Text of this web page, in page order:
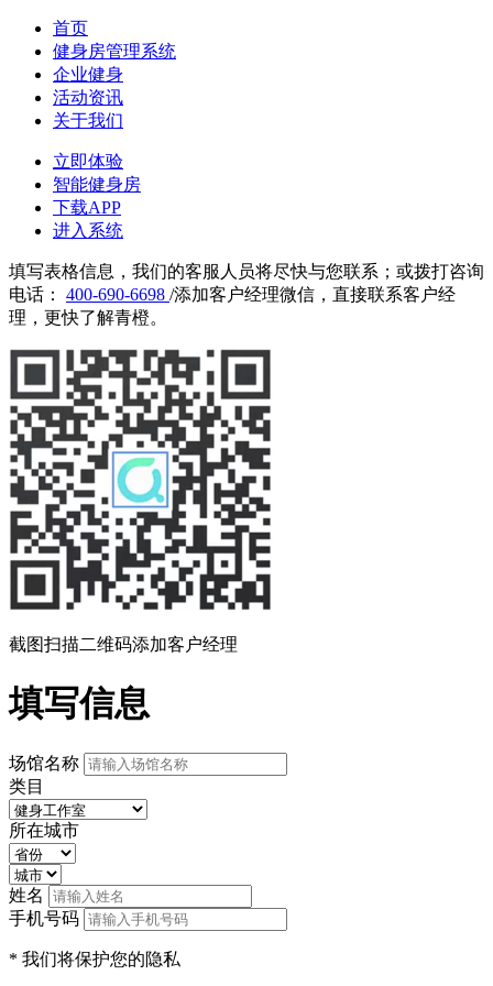
首页
健身房管理系统
企业健身
活动资讯
关于我们
立即体验
智能健身房
下载APP
进入系统
填写表格信息，我们的客服人员将尽快与您联系；或拨打咨询
电话： 400-690-6698 /添加客户经理微信，直接联系客户经
理，更快了解青橙。
截图扫描二维码添加客户经理
填写信息
场馆名称
类目
所在城市
姓名
手机号码
* 我们将保护您的隐私